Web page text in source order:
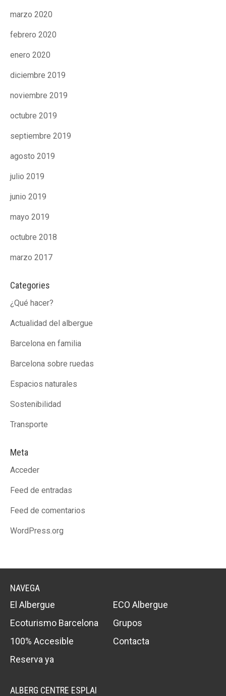
marzo 2020
febrero 2020
enero 2020
diciembre 2019
noviembre 2019
octubre 2019
septiembre 2019
agosto 2019
julio 2019
junio 2019
mayo 2019
octubre 2018
marzo 2017
Categories
¿Qué hacer?
Actualidad del albergue
Barcelona en familia
Barcelona sobre ruedas
Espacios naturales
Sostenibilidad
Transporte
Meta
Acceder
Feed de entradas
Feed de comentarios
WordPress.org
NAVEGA
El Albergue
ECO Albergue
Ecoturismo Barcelona
Grupos
100% Accesible
Contacta
Reserva ya
ALBERG CENTRE ESPLAI